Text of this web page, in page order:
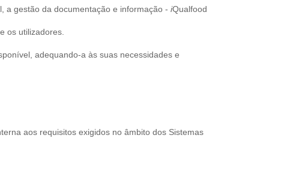
a gestão da documentação e informação - iQualfood
os utilizadores.
adequando-a às suas necessidades e
aos requisitos exigidos no âmbito dos Sistemas